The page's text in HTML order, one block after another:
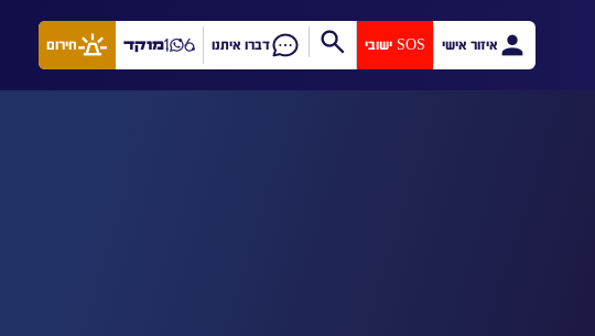
איזור אישי SOS ישובי דברו איתנו מוקד חירום